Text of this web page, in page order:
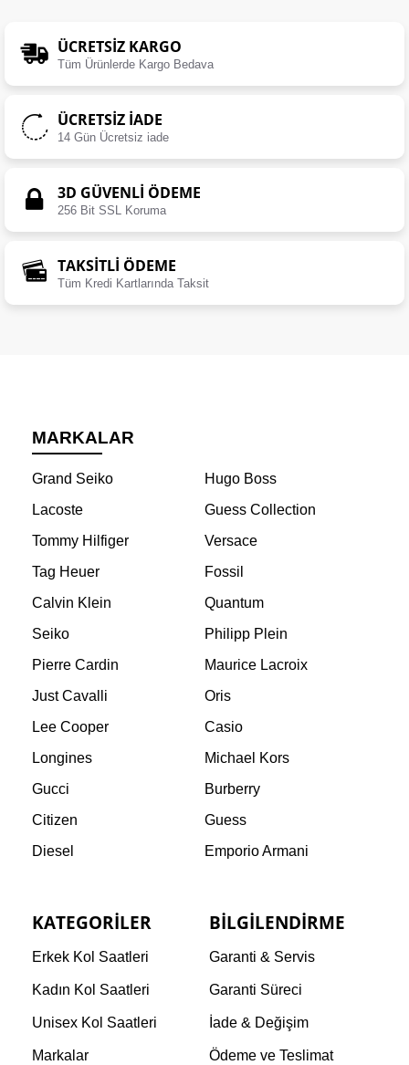
ÜCRETSIZ KARGO
Tüm Ürünlerde Kargo Bedava
ÜCRETSIZ İADE
14 Gün Ücretsiz iade
3D GÜVENLİ ÖDEME
256 Bit SSL Koruma
TAKSİTLİ ÖDEME
Tüm Kredi Kartlarında Taksit
MARKALAR
Grand Seiko
Hugo Boss
Lacoste
Guess Collection
Tommy Hilfiger
Versace
Tag Heuer
Fossil
Calvin Klein
Quantum
Seiko
Philipp Plein
Pierre Cardin
Maurice Lacroix
Just Cavalli
Oris
Lee Cooper
Casio
Longines
Michael Kors
Gucci
Burberry
Citizen
Guess
Diesel
Emporio Armani
KATEGORILER
Erkek Kol Saatleri
Kadın Kol Saatleri
Unisex Kol Saatleri
Markalar
BILGILENDIRME
Garanti & Servis
Garanti Süreci
İade & Değişim
Ödeme ve Teslimat